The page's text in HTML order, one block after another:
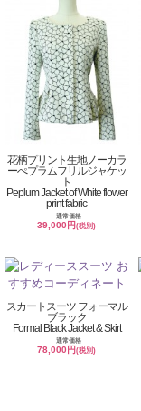
花柄プリント生地ノーカラ
ーぺプラムフリルジャケッ
ト
Peplum Jacket of White flower
print fabric
通常価格
39,000円(税別)
スカートスーツ フォーマル
ブラック
Formal Black Jacket & Skirt
通常価格
78,000円(税別)